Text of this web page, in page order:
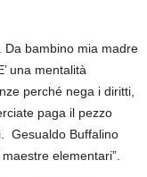
Da bambino mia madre
una mentalità
perché nega i diritti,
paga il pezzo
Gesualdo Buffalino
elementari”.